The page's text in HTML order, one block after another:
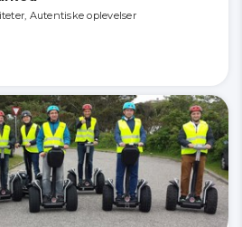
Autentiske oplevelser